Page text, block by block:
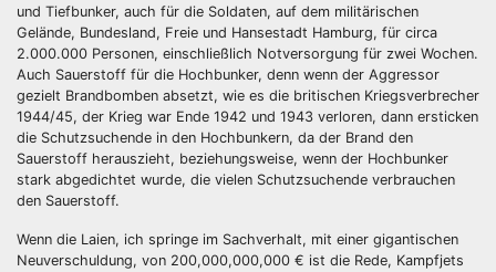
und Tiefbunker, auch für die Soldaten, auf dem militärischen
Gelände, Bundesland, Freie und Hansestadt Hamburg, für circa
2.000.000 Personen, einschließlich Notversorgung für zwei Wochen.
Auch Sauerstoff für die Hochbunker, denn wenn der Aggressor
gezielt Brandbomben absetzt, wie es die britischen Kriegsverbrecher
1944/45, der Krieg war Ende 1942 und 1943 verloren, dann ersticken
die Schutzsuchende in den Hochbunkern, da der Brand den
Sauerstoff herauszieht, beziehungsweise, wenn der Hochbunker
stark abgedichtet wurde, die vielen Schutzsuchende verbrauchen
den Sauerstoff.
Wenn die Laien, ich springe im Sachverhalt, mit einer gigantischen
Neuverschuldung, von 200,000,000,000 € ist die Rede, Kampfjets